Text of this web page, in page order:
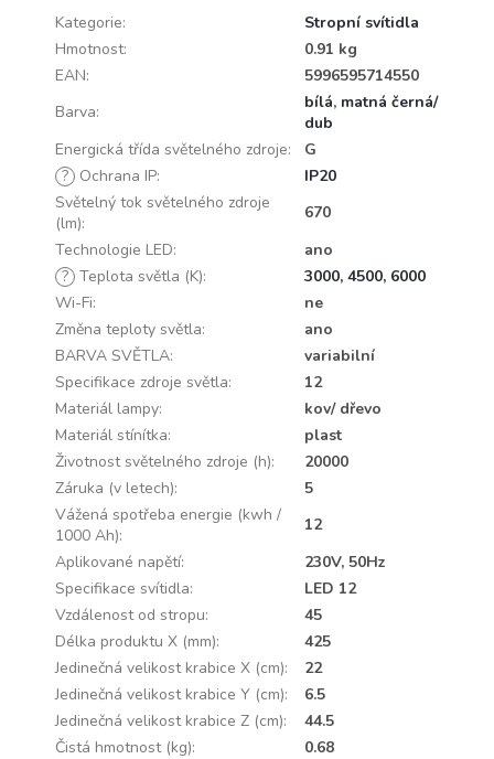
Kategorie:
Stropní svítidla
Hmotnost:
0.91 kg
EAN:
5996595714550
Barva: bílá, matná černá/
dub
Energická třída světelného zdroje:
G
? Ochrana IP:
IP20
Světelný tok světelného zdroje
(lm):
670
Technologie LED:
ano
? Teplota světla (K):
3000, 4500, 6000
Wi-Fi:
ne
Změna teploty světla:
ano
BARVA SVĚTLA:
variabilní
Specifikace zdroje světla:
12
Materiál lampy:
kov/ dřevo
Materiál stínítka:
plast
Životnost světelného zdroje (h):
20000
Záruka (v letech):
5
Vážená spotřeba energie (kwh /
1000 Ah):
12
Aplikované napětí:
230V, 50Hz
Specifikace svítidla:
LED 12
Vzdálenost od stropu:
45
Délka produktu X (mm):
425
Jedinečná velikost krabice X (cm):
22
Jedinečná velikost krabice Y (cm):
6.5
Jedinečná velikost krabice Z (cm):
44.5
Čistá hmotnost (kg):
0.68